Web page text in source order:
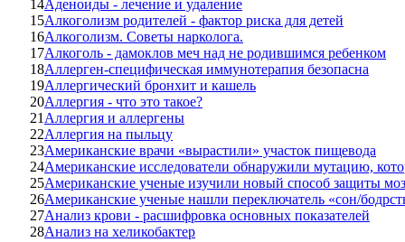
14Аденоиды - лечение и удаление
15Алкоголизм родителей - фактор риска для детей
16Алкоголизм. Советы нарколога.
17Алкоголь - дамоклов меч над не родившимся ребенком
18Аллерген-специфическая иммунотерапия безопасна
19Аллергический бронхит и кашель
20Аллергия - что это такое?
21 Аллергия и аллергены
22Аллергия на пыльцу
23Американские врачи «вырастили» участок пищевода
24Американские исследователи обнаружили мутацию,
25Американские ученые изучили новый способ защиты
26Американские ученые нашли переключатель «сон/
27Анализ крови - расшифровка основных показателей
28Анализ на хеликобактер